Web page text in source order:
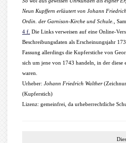
Neun Kupffern erläutert von Johann
Ordin. der Garnison-Kirche und Schule.
,
4 f. Die Links verweisen auf eine Online-
Beschreibungsdaten als Erscheinungsjahr
Fassung allerdings die Kupferstiche von
sich um jene von 1743 handeln, in der diese
waren.
Urheber: Johann Friedrich Walther
(Kupferstich)
Lizenz: gemeinfrei, da urheberrechtliche